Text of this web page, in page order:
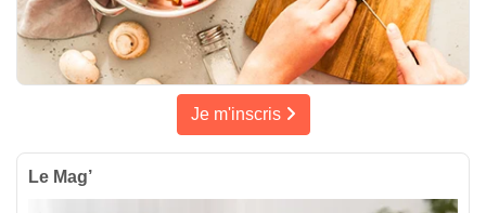
Je m'inscris
Le Mag’